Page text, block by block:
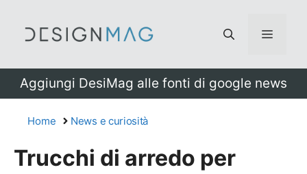
Menu
Aggiungi DesiMag alle fonti di google news
Home News e curiosità
Trucchi di arredo per